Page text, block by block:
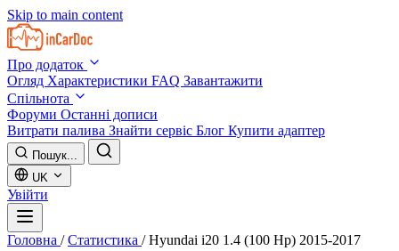
Skip to main content
Про додаток
Огляд Характеристики FAQ Завантажити
Спільнота
Форуми Останні дописи
Витрати палива Знайти сервіс Блог Купити адаптер
Пошук...
UK
Увійти
Головна / Статистика / Hyundai i20 1.4 (100 Hp) 2015-2017